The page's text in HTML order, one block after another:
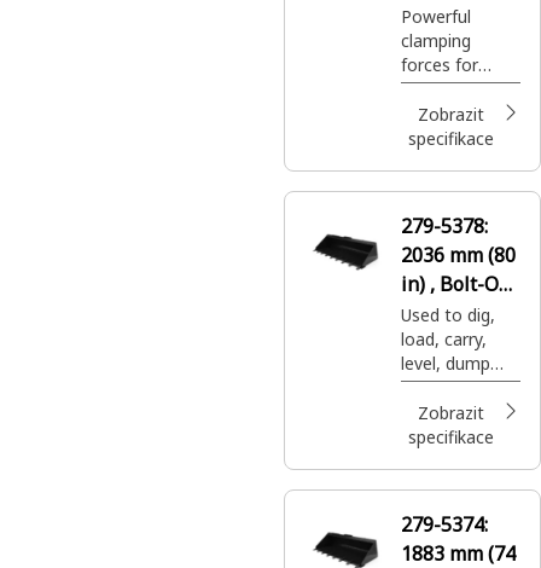
Cutting Edge
Powerful
clamping
forces for
grasping large,
unusually
shaped
as trees and
debris.
Zobrazit
specifikace
279-5378:
2036 mm (80
in) , Bolt-On
Teeth
Used to dig,
load, carry,
level, dump
and grade in a
variety of
applications.
Zobrazit
specifikace
279-5374:
1883 mm (74